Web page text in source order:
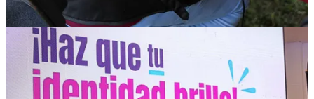
de recolección
Crea tu Substack
Descargar la app
Substack es el hogar de la gran cultura